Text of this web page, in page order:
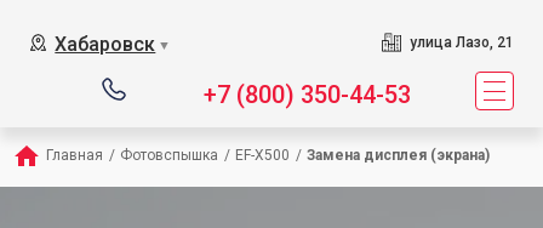
Хабаровск ▼ улица Лазо, 21
+7 (800) 350-44-53
Главная / Фотовспышка / EF-X500 / Замена дисплея (экрана)